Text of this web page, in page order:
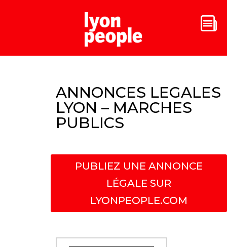
ANNONCES LEGALES
LYON – MARCHES
PUBLICS
PUBLIEZ UNE ANNONCE
LÉGALE SUR
LYONPEOPLE.COM